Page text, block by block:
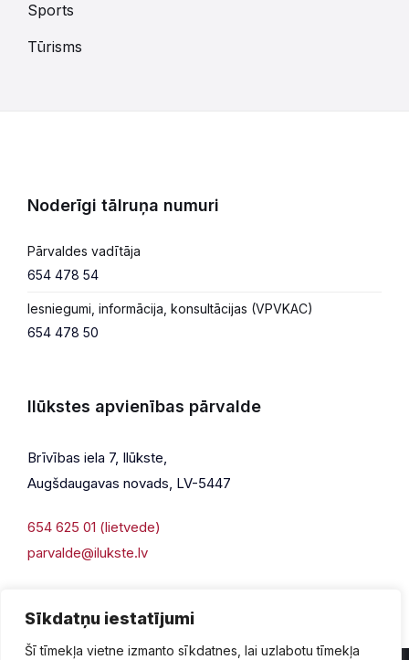
Sīkdatņu iestatījumi
Šī tīmekļa vietne izmanto sīkdatnes, lai uzlabotu tīmekļa
Sports
Tūrisms
Noderīgi tālruņa numuri
Pārvaldes vadītāja
654 478 54
Iesniegumi, informācija, konsultācijas (VPVKAC)
654 478 50
Ilūkstes apvienības pārvalde
Brīvības iela 7, Ilūkste,
Augšdaugavas novads, LV-5447
654 625 01 (lietvede)
parvalde@ilukste.lv